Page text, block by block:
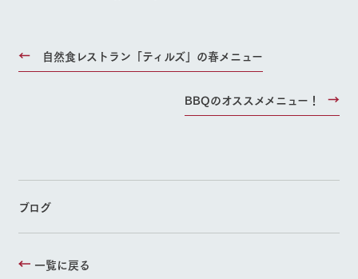
自然食レストラン「ティルズ」の春メニュー
BBQのオススメメニュー！
ブログ
一覧に戻る